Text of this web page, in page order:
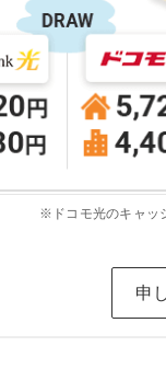
※ドコモ光のキャッ
申